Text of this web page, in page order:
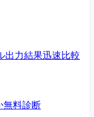
出力結果迅速比較
無料診断